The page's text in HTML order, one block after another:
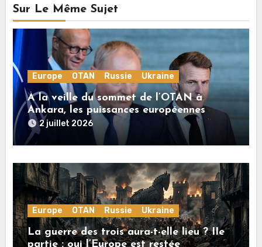
Sur Le Même Sujet
Europe OTAN Russie Ukraine
À la veille du sommet de l’OTAN à
Ankara, les puissances européennes
poussent la guerre en Ukraine vers un
conflit direct avec la Russie
2 juillet 2026
Europe OTAN Russie Ukraine
La guerre des trois aura-t-elle lieu ? IIe
partie : oui l’Europe est restée